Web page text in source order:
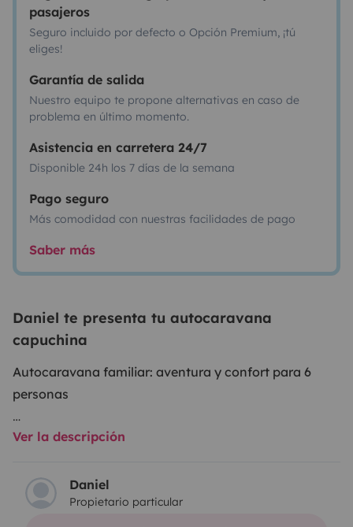
pasajeros
Seguro incluido por defecto o Opción Premium, ¡tú
eliges!
Garantía de salida
Nuestro equipo te propone alternativas en caso de
problema en último momento.
Asistencia en carretera 24/7
Disponible 24h los 7 días de la semana
Pago seguro
Más comodidad con nuestras facilidades de pago
Saber más
Daniel te presenta tu autocaravana
capuchina
Autocaravana familiar: aventura y confort para 6
personas
🌿 Imagina despertar con vistas a los acantilados del
anochecer en un bosque en las Landas... Con nuestra
autocaravana, no alquilas un vehículo: alquilas
Ver la descripción
Daniel
Propietario particular